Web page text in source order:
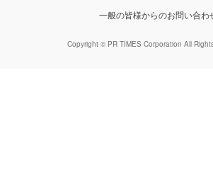
一般の皆様からのお問い合わ
Copyright © PR TIMES Corporation All